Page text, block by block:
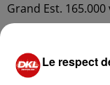
Grand Est.
Le respect